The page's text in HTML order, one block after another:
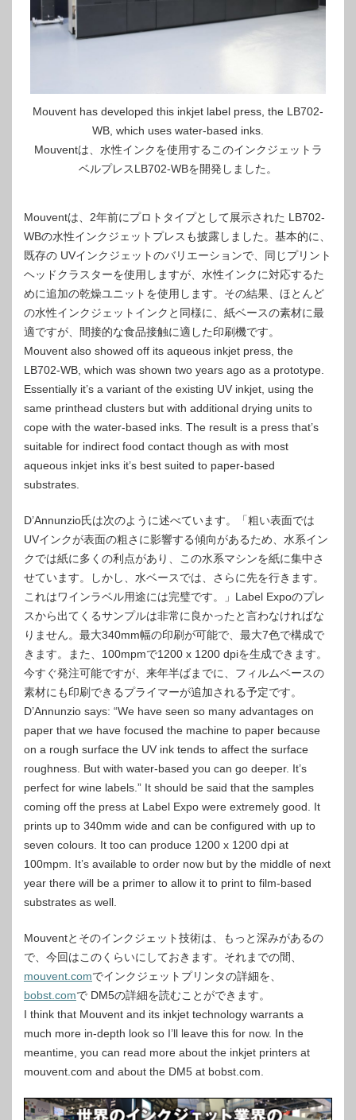
Mouvent has developed this inkjet label press, the LB702-
WB, which uses water-based inks.
Mouventは、水性インクを使用するこのインクジェットラ
ベルプレスLB702-WBを開発しました。
Mouventは、2年前にプロトタイプとして展示された LB702-
WBの水性インクジェットプレスも披露しました。基本的に、
既存の UVインクジェットのバリエーションで、同じプリント
ヘッドクラスターを使用しますが、水性インクに対応するた
めに追加の乾燥ユニットを使用します。その結果、ほとんど
の水性インクジェットインクと同様に、紙ベースの素材に最
適ですが、間接的な食品接触に適した印刷機です。
Mouvent also showed off its aqueous inkjet press, the
LB702-WB, which was shown two years ago as a prototype.
Essentially it’s a variant of the existing UV inkjet, using the
same printhead clusters but with additional drying units to
cope with the water-based inks. The result is a press that’s
suitable for indirect food contact though as with most
aqueous inkjet inks it’s best suited to paper-based
substrates.
D’Annunzio氏は次のように述べています。「粗い表面では
UVインクが表面の粗さに影響する傾向があるため、水系イン
クでは紙に多くの利点があり、この水系マシンを紙に集中さ
せています。しかし、水ベースでは、さらに先を行きます。
これはワインラベル用途には完璧です。」Label Expoのプレ
スから出てくるサンプルは非常に良かったと言わなければな
りません。最大340mm幅の印刷が可能で、最大7色で構成で
きます。また、100mpmで1200 x 1200 dpiを生成できます。
今すぐ発注可能ですが、来年半ばまでに、フィルムベースの
素材にも印刷できるプライマーが追加される予定です。
D’Annunzio says: “We have seen so many advantages on
paper that we have focused the machine to paper because
on a rough surface the UV ink tends to affect the surface
roughness. But with water-based you can go deeper. It’s
perfect for wine labels.” It should be said that the samples
coming off the press at Label Expo were extremely good. It
prints up to 340mm wide and can be configured with up to
seven colours. It too can produce 1200 x 1200 dpi at
100mpm. It’s available to order now but by the middle of next
year there will be a primer to allow it to print to film-based
substrates as well.
Mouventとそのインクジェット技術は、もっと深みがあるの
で、今回はこのくらいにしておきます。それまでの間、
mouvent.comでインクジェットプリンタの詳細を、
bobst.comで DM5の詳細を読むことができます。
I think that Mouvent and its inkjet technology warrants a
much more in-depth look so I’ll leave this for now. In the
meantime, you can read more about the inkjet printers at
mouvent.com and about the DM5 at bobst.com.